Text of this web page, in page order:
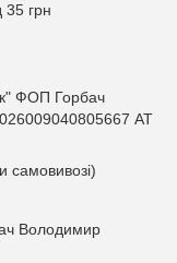
35 грн
ФОП Горбач
АТ
самовивозі)
Володимир